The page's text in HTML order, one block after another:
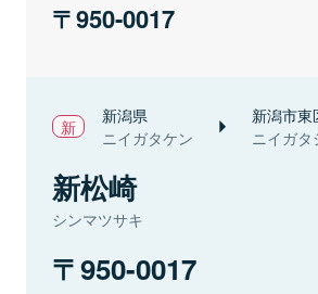
950-0017
新潟県
ニイガタケン
新潟市東
ニイガタ
新松崎
シンマツサキ
950-0017